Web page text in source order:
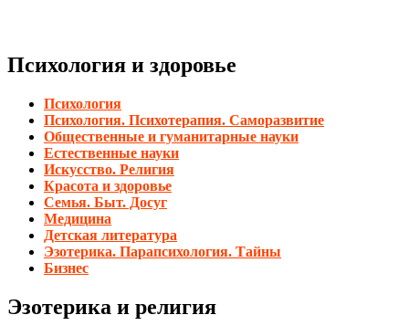
Психология и здоровье
Психология
Психология. Психотерапия. Саморазвитие
Общественные и гуманитарные науки
Естественные науки
Искусство. Религия
Красота и здоровье
Семья. Быт. Досуг
Медицина
Детская литература
Эзотерика. Парапсихология. Тайны
Бизнес
Эзотерика и религия